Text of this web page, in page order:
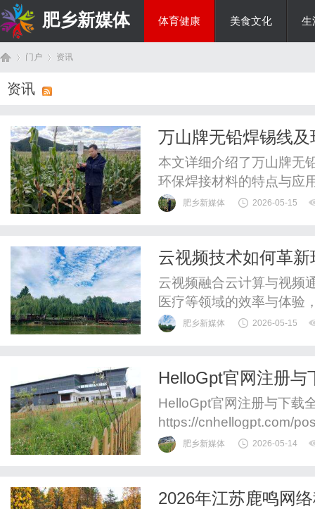
肥乡新媒体 体育健康 美食文化 生
门户 资讯
资讯
万山牌无铅焊锡线
本文详细介绍了万山牌无
环保焊接材料的特点与应
用。肥乡新媒体 2026-05-15
云视频技术如何革
云视频融合云计算与视频
医疗等领域的效率与体验
肥乡新媒体 2026-05-15
HelloGpt官网注册
碍
HelloGpt官网注册与下载
https://cnhellogpt.com/
为您详细介绍如何在
肥乡新媒体 2026-05-14
2026年江苏鹿鸣网